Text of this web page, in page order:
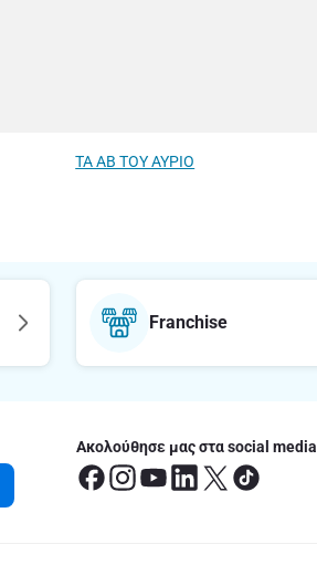
ΤΑ ΑΒ ΤΟΥ ΑΥΡΙΟ
Franchise
Ακολούθησε μας στα social media